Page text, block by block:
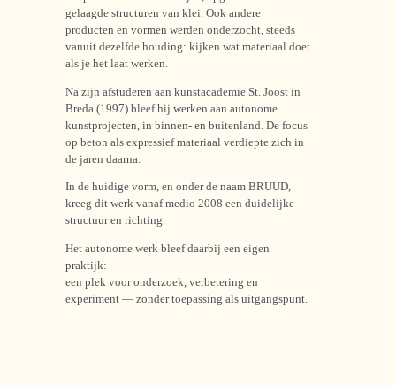
gelaagde structuren van klei. Ook andere
producten en vormen werden onderzocht, steeds
vanuit dezelfde houding: kijken wat materiaal doet
als je het laat werken.
Na zijn afstuderen aan kunstacademie St. Joost in
Breda (1997) bleef hij werken aan autonome
kunstprojecten, in binnen- en buitenland. De focus
op beton als expressief materiaal verdiepte zich in
de jaren daarna.
In de huidige vorm, en onder de naam BRUUD,
kreeg dit werk vanaf medio 2008 een duidelijke
structuur en richting.
Het autonome werk bleef daarbij een eigen
praktijk:
een plek voor onderzoek, verbetering en
experiment — zonder toepassing als uitgangspunt.